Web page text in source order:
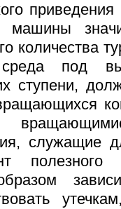
машины
количества
под
ступени,
служащие
полезного